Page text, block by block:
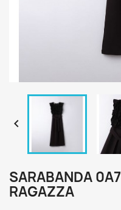

SARABANDA
RAGAZZA